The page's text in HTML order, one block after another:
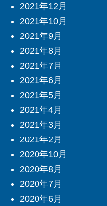
2021年12月
2021年10月
2021年9月
2021年8月
2021年7月
2021年6月
2021年5月
2021年4月
2021年3月
2021年2月
2020年10月
2020年8月
2020年7月
2020年6月